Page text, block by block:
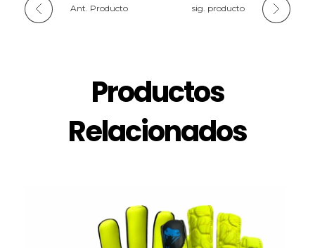
Ant. Producto sig. producto
Productos
Relacionados